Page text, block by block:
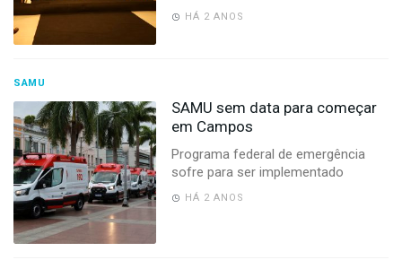
HÁ 2 ANOS
SAMU
SAMU sem data para começar
em Campos
Programa federal de emergência
sofre para ser implementado
HÁ 2 ANOS